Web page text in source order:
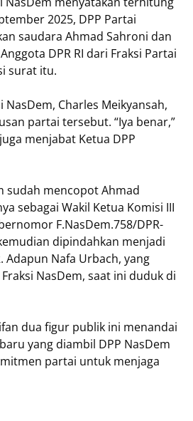
2025, DPP Partai
saudara Ahmad Sahroni dan
DPR RI dari Fraksi Partai
surat itu.
NasDem, Charles Meikyansah,
partai tersebut. “Iya benar,”
menjabat Ketua DPP
sudah mencopot Ahmad
sebagai Wakil Ketua Komisi III
F.NasDem.758/DPR-
dipindahkan menjadi
Adapun Nafa Urbach, yang
NasDem, saat ini duduk di
dua figur publik ini menandai
yang diambil DPP NasDem
partai untuk menjaga